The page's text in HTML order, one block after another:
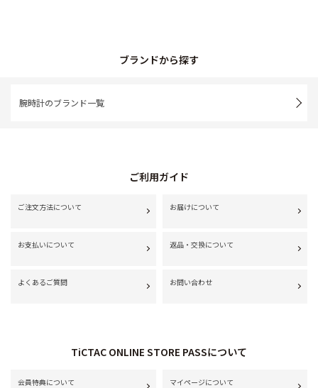
ブランドから探す
腕時計のブランド一覧
ご利用ガイド
ご注文方法について お届けについて
お支払いについて 返品・交換について
よくあるご質問 お問い合わせ
TiCTAC ONLINE STORE PASSについて
会員特典について マイページについて